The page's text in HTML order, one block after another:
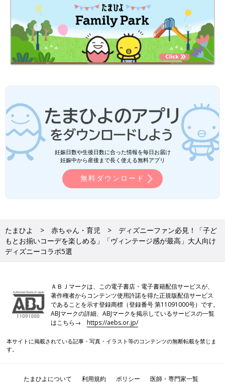
妊娠日数や生後日数に合った情報を毎日お届け
妊娠中から産後まで長く使える無料アプリ
無料ダウンロード
たまひよ 赤ちゃん・育児
ディズニーファン必見！「子ど
もとお揃いコーデを楽しめる」「ヴィンテージ感が最高」大人向け
ディズニーコラボ5選
ＡＢＪマークは、この電子書店・電子書籍配信サービスが、
著作権者からコンテンツ使用許諾を得た正規版配信サービス
であることを示す登録商標（登録番号 第11091000号）です。
ABJマークの詳細、ABJマークを掲示しているサービスの一覧
はこちら→https://aebs.or.jp/
本サイトに掲載されている記事・写真・イラスト等のコンテンツの無断転載を禁じま
す。
たまひよについて 利用規約 ポリシー 医師・専門家一覧